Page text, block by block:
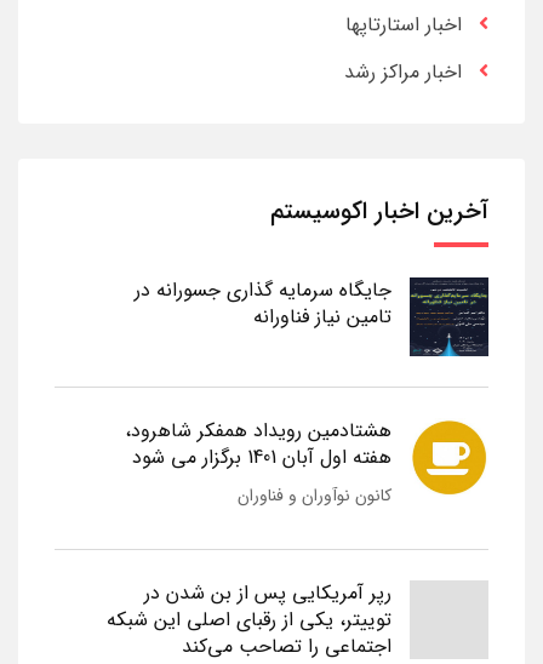
اخبار استارتاپها
اخبار مراکز رشد
آخرین اخبار اکوسیستم
جایگاه سرمایه گذاری جسورانه در
تامین نیاز فناورانه
هشتادمین رویداد همفکر شاهرود،
هفته اول آبان 1401 برگزار می شود
کانون نوآوران و فناوران
رپر آمریکایی پس از بن شدن در
توییتر، یکی از رقبای اصلی این شبکه
اجتماعی را تصاحب می‌کند